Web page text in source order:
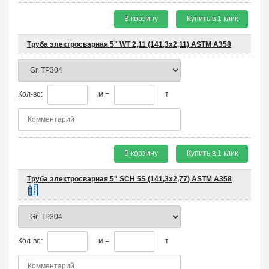
В корзину Купить в 1 клик
Труба электросварная 5" WT 2,11 (141,3х2,11) ASTM A358
Кол-во: м = т
В корзину Купить в 1 клик
Труба электросварная 5" SCH 5S (141,3х2,77) ASTM A358
Кол-во: м = т